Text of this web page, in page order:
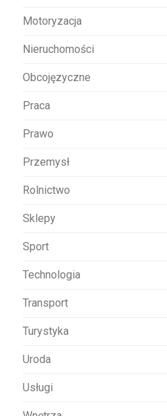
Motoryzacja
Nieruchomości
Obcojęzyczne
Praca
Prawo
Przemysł
Rolnictwo
Sklepy
Sport
Technologia
Transport
Turystyka
Uroda
Usługi